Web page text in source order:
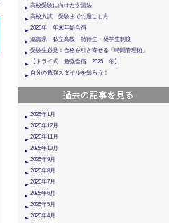
高校受験に向けた学習法
高校入試 受験までの過ごし方
2025年 年末年始合宿
滋賀県 私立高校 特待生・奨学生制度
受験生必見！合格を引き寄せる「時間管理術」
【トライ式 勉強合宿 2025 冬】
自分の勉強スタイルを知ろう！
2026年1月
2025年12月
2025年11月
2025年10月
2025年9月
2025年8月
2025年7月
2025年6月
2025年5月
2025年4月